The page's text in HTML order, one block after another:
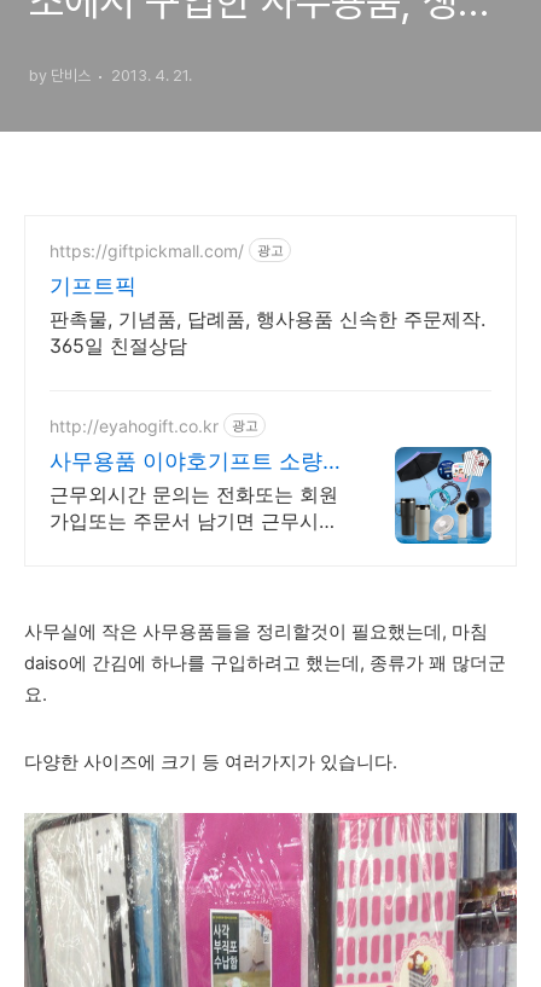
by 단비스 2013. 4. 21.
https://giftpickmall.com/ 광고
기프트픽
판촉물, 기념품, 답례품, 행사용품 신속한 주문제작.
365일 친절상담
http://eyahogift.co.kr 광고
사무용품 이야호기프트 소량카
드환영, 무료시안가능
근무외시간 문의는 전화또는 회원
가입또는 주문서 남기면 근무시간
사무실에 작은 사무용품들을 정리할것이 필요했는데, 마침
daiso에 간김에 하나를 구입하려고 했는데, 종류가 꽤 많더군
요.
다양한 사이즈에 크기 등 여러가지가 있습니다.